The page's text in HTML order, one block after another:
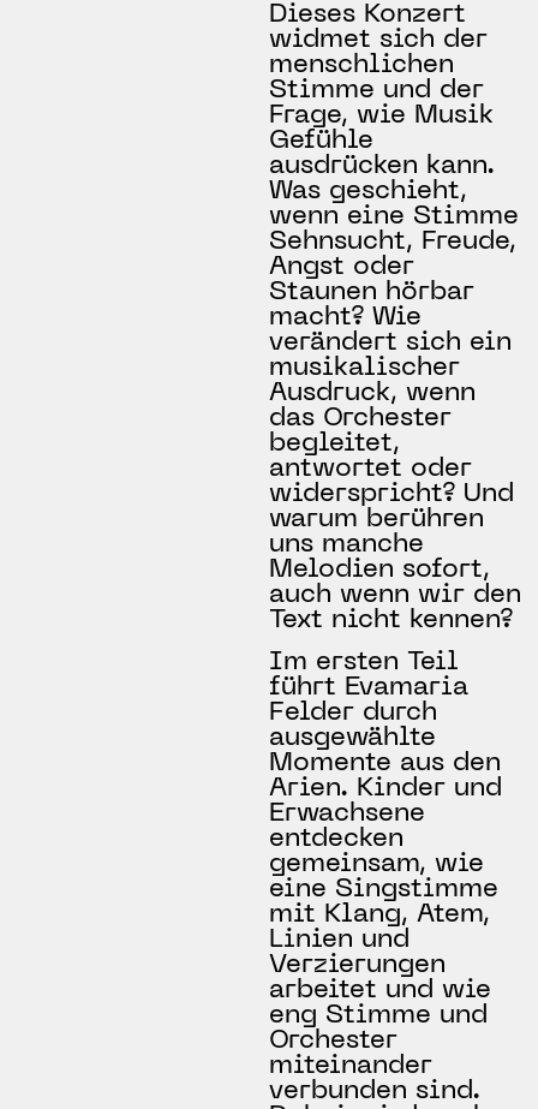
Dieses Konzert
widmet sich der
menschlichen
Stimme und der
Frage, wie Musik
Gefühle
ausdrücken kann.
Was geschieht,
wenn eine Stimme
Sehnsucht, Freude,
Angst oder
Staunen hörbar
macht? Wie
verändert sich ein
musikalischer
Ausdruck, wenn
das Orchester
begleitet,
antwortet oder
widerspricht? Und
warum berühren
uns manche
Melodien sofort,
auch wenn wir den
Text nicht kennen?
Im ersten Teil
führt Evamaria
Felder durch
ausgewählte
Momente aus den
Arien. Kinder und
Erwachsene
entdecken
gemeinsam, wie
eine Singstimme
mit Klang, Atem,
Linien und
Verzierungen
arbeitet und wie
eng Stimme und
Orchester
miteinander
verbunden sind.